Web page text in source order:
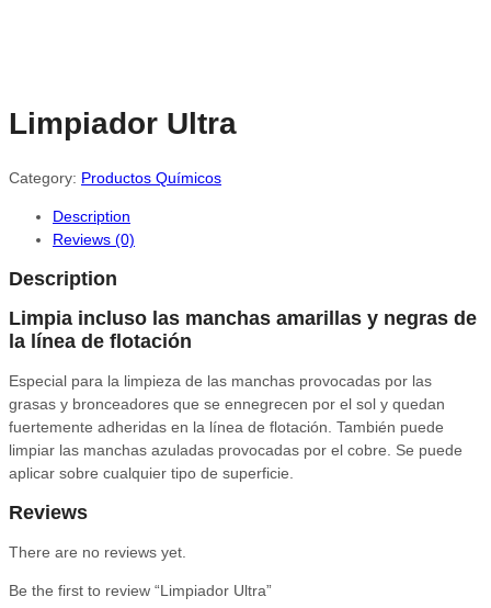
Limpiador Ultra
Category: Productos Químicos
Description
Reviews (0)
Description
Limpia incluso las manchas amarillas y negras de
la línea de flotación
Especial para la limpieza de las manchas provocadas por las
grasas y bronceadores que se ennegrecen por el sol y quedan
fuertemente adheridas en la línea de flotación. También puede
limpiar las manchas azuladas provocadas por el cobre. Se puede
aplicar sobre cualquier tipo de superficie.
Reviews
There are no reviews yet.
Be the first to review “Limpiador Ultra”